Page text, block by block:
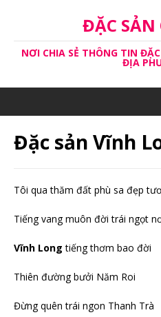
ĐẶC SẢN
NƠI CHIA SẺ THÔNG TIN
ĐỊA
Đặc sản Vĩnh
Tôi qua thăm đất phù sa đẹp
Tiếng vang muôn đời trái ngọt
Vĩnh Long tiếng thơm bao đời
Thiên đường bưởi Năm Roi
Đừng quên trái ngon Thanh Trà